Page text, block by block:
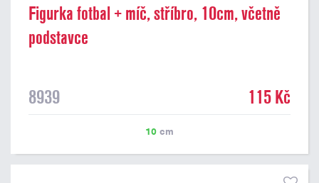
Figurka fotbal + míč, stříbro, 10cm, včetně
podstavce
8939 115 Kč
10 cm